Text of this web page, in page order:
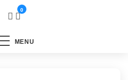
0
MENU